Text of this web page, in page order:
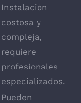
Instalación
costosa y
compleja,
requiere
profesionales
especializados.
Pueden